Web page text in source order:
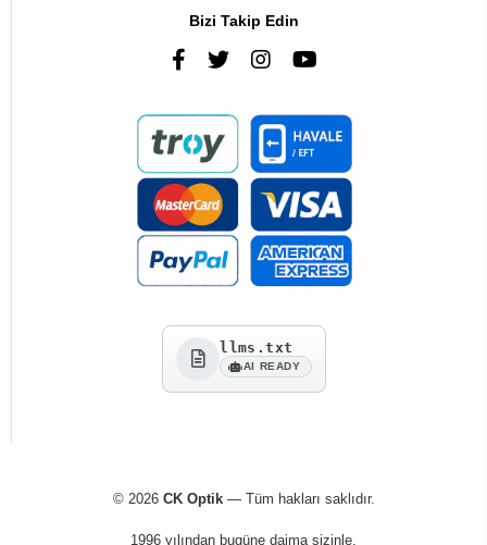
Bizi Takip Edin
llms.txt
AI READY
© 2026 CK Optik— Tüm hakları saklıdır.
1996 yılından bugüne daima sizinle.